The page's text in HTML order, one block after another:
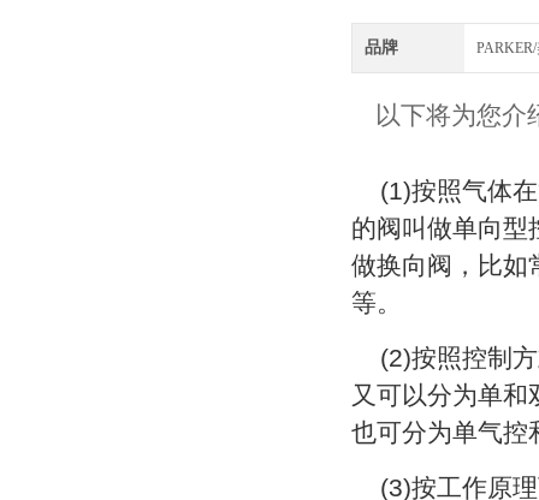
品牌
以下将为您介
(1)按照气体
的阀叫做单向型
做换向阀，比
等。
(2)按照控制
又可以分为单
也可分为单气控
(3)按工作原